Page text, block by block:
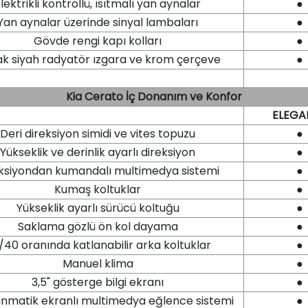
kontrollü, ısıtmalı yan aynalar
●
aynalar üzerinde sinyal lambaları
●
Gövde rengi kapı kolları
●
siyah radyatör ızgara ve krom çerçeve
●
Kia Cerato İç Donanım ve Konfor
Deri direksiyon simidi ve vites topuzu
●
Yükseklik ve derinlik ayarlı direksiyon
●
kumandalı multimedya sistemi
●
Kumaş koltuklar
●
Yükseklik ayarlı sürücü koltuğu
●
Saklama gözlü ön kol dayama
●
oranında katlanabilir arka koltuklar
●
Manuel klima
●
3,5" gösterge bilgi ekranı
●
ekranlı multimedya eğlence sistemi
●